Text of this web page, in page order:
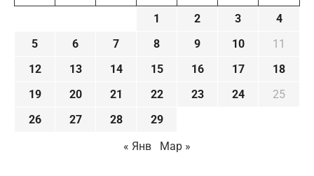
1 2 3
4
5
6 7 8 9 10
11
12
13 14 15 16 17
18
19
20 21 22 23 24
25
26
27 28
29
« Янв
Мар »